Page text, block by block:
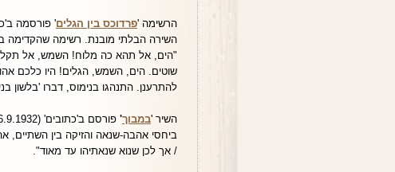
הרשימה 'פרדוכס בין הגלים
השירה הבלתי מובנת. רשימה שהקדימה
"הים, אל תהא כה מלוח! השמש, אל
שוטים. הים, השמש, הגלים! היו כלכם
להתרענן. התנהגו בנימוס, דברו 'בלשון בני
השיר 'במבוך'
ביחסי אהבה-שנאה והזיקה בין השתיים,
/ אך לכן שנוא שנאתיהו עד מאוד".